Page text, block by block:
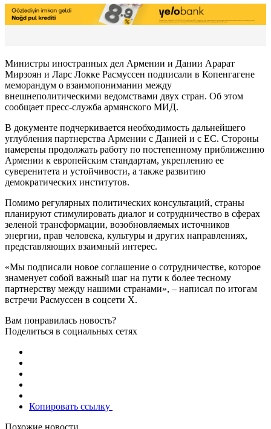
Министры иностранных дел Армении и Дании Арарат
Мирзоян и Ларс Локке Расмуссен подписали в Копенгагене
меморандум о взаимопонимании между
внешнеполитическими ведомствами двух стран. Об этом
сообщает пресс-служба армянского МИД.
В документе подчеркивается необходимость дальнейшего
углубления партнерства Армении с Данией и с ЕС. Стороны
намерены продолжать работу по постепенному приближению
Армении к европейским стандартам, укреплению ее
суверенитета и устойчивости, а также развитию
демократических институтов.
Помимо регулярных политических консультаций, страны
планируют стимулировать диалог и сотрудничество в сферах
зеленой трансформации, возобновляемых источников
энергии, прав человека, культуры и других направлениях,
представляющих взаимный интерес.
«Мы подписали новое соглашение о сотрудничестве, которое
знаменует собой важный шаг на пути к более тесному
партнерству между нашими странами», – написал по итогам
встречи Расмуссен в соцсети X.
Вам понравилась новость?
Поделиться в социальных сетях
Копировать ссылку
Похожие новости